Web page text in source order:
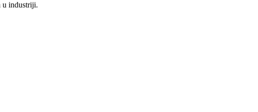
u industriji.